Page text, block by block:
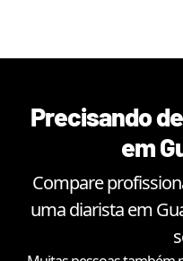
Precisando
em
Compare
uma diarista em